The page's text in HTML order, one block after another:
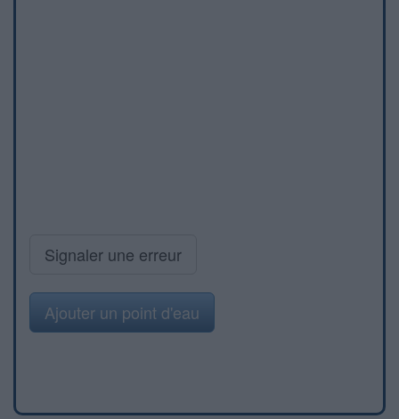
Signaler une erreur
Ajouter un point d'eau